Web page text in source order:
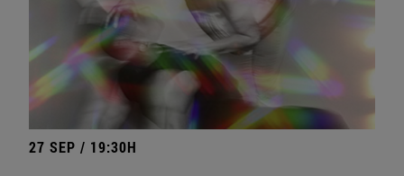
27 SEP / 19:30H